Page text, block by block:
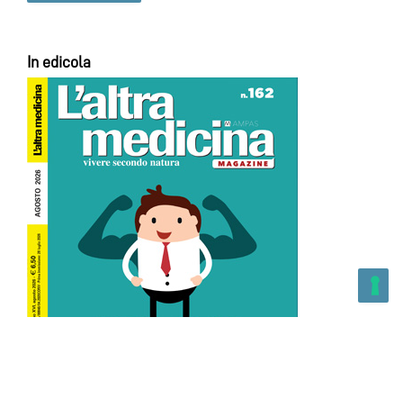
In edicola